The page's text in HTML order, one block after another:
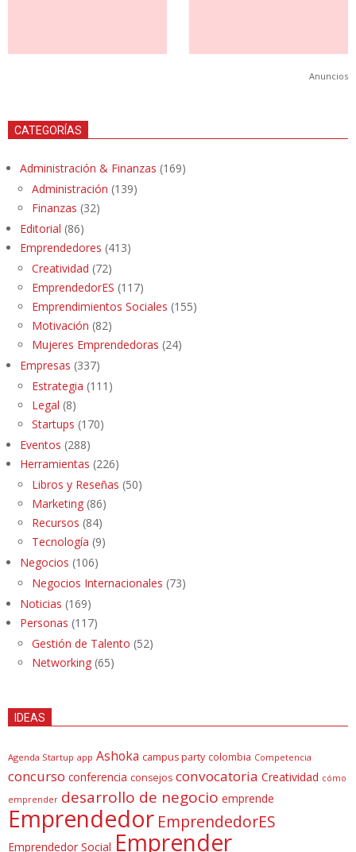
Anuncios
CATEGORÍAS
Administración & Finanzas (169)
Administración (139)
Finanzas (32)
Editorial (86)
Emprendedores (413)
Creatividad (72)
EmprendedorES (117)
Emprendimientos Sociales (155)
Motivación (82)
Mujeres Emprendedoras (24)
Empresas (337)
Estrategia (111)
Legal (8)
Startups (170)
Eventos (288)
Herramientas (226)
Libros y Reseñas (50)
Marketing (86)
Recursos (84)
Tecnología (9)
Negocios (106)
Negocios Internacionales (73)
Noticias (169)
Personas (117)
Gestión de Talento (52)
Networking (65)
IDEAS
Agenda Startup app Ashoka campus party colombia Competencia
concurso conferencia consejos convocatoria Creatividad cómo
emprender desarrollo de negocio emprende
Emprendedor EmprendedorES
Emprendedor Social Emprender